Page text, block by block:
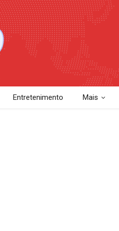
Entretenimento Mais